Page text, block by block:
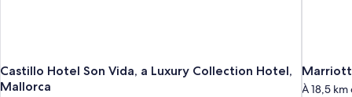
Castillo Hotel Son Vida, a Luxury Collection Hotel,
Mallorca
À 18,5